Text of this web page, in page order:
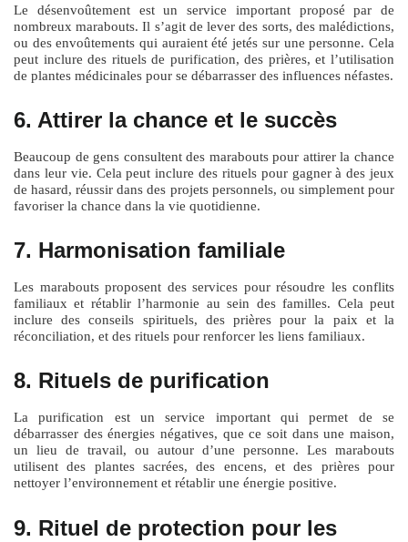
Le désenvoûtement est un service important proposé par de
nombreux marabouts. Il s’agit de lever des sorts, des malédictions,
ou des envoûtements qui auraient été jetés sur une personne. Cela
peut inclure des rituels de purification, des prières, et l’utilisation
de plantes médicinales pour se débarrasser des influences néfastes.
6. Attirer la chance et le succès
Beaucoup de gens consultent des marabouts pour attirer la chance
dans leur vie. Cela peut inclure des rituels pour gagner à des jeux
de hasard, réussir dans des projets personnels, ou simplement pour
favoriser la chance dans la vie quotidienne.
7. Harmonisation familiale
Les marabouts proposent des services pour résoudre les conflits
familiaux et rétablir l’harmonie au sein des familles. Cela peut
inclure des conseils spirituels, des prières pour la paix et la
réconciliation, et des rituels pour renforcer les liens familiaux.
8. Rituels de purification
La purification est un service important qui permet de se
débarrasser des énergies négatives, que ce soit dans une maison,
un lieu de travail, ou autour d’une personne. Les marabouts
utilisent des plantes sacrées, des encens, et des prières pour
nettoyer l’environnement et rétablir une énergie positive.
9. Rituel de protection pour les